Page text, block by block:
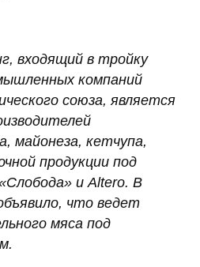
входящий в тройку
компаний
союза, является
майонеза, кетчупа,
продукции под
и Altero. В
что ведет
мяса под